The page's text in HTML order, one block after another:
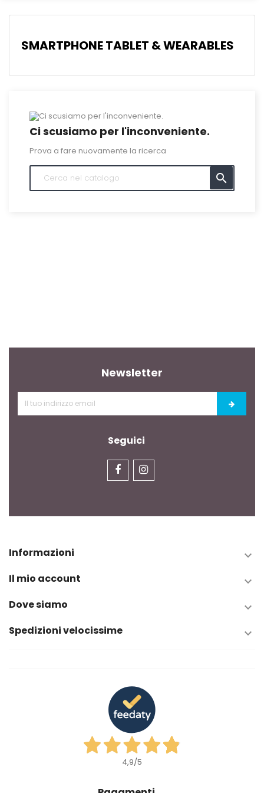
SMARTPHONE TABLET & WEARABLES
Ci scusiamo per l'inconveniente.
Prova a fare nuovamente la ricerca

Newsletter
Seguici
Informazioni 
Il mio account 
Dove siamo 
Spedizioni velocissime 
4,9/5